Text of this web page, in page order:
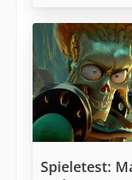
Spieletest: